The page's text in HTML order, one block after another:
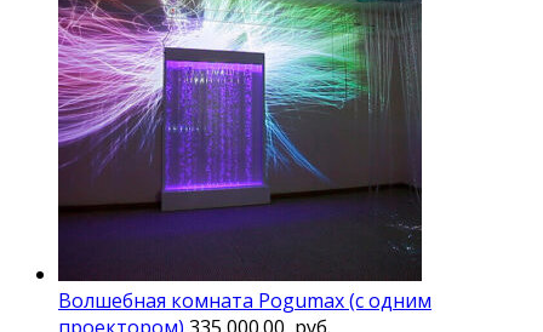
Волшебная комната Pogumax (с одним